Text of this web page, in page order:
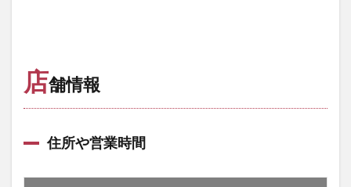
店舗情報
住所や営業時間